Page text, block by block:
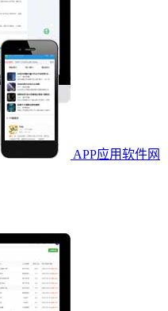
APP应用软件网